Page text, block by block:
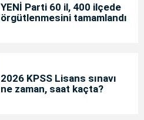
YENİ Parti 60 il, 400 ilçede
örgütlenmesini tamamlandı
2026 KPSS Lisans sınavı
ne zaman, saat kaçta?